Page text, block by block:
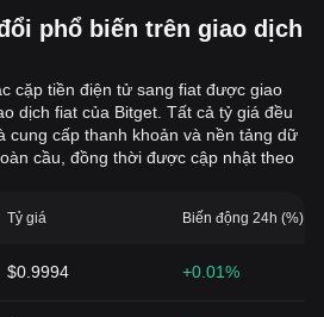
phổ biến trên giao dịch
cặp tiền điện tử sang fiat được giao
dịch fiat của Bitget. Tất cả tỷ giá đều
cung cấp thanh khoản và nền tảng dữ
cầu, đồng thời được cập nhật theo
Tỷ giá Biến động 24h (%)
$0.9994 +0.01%